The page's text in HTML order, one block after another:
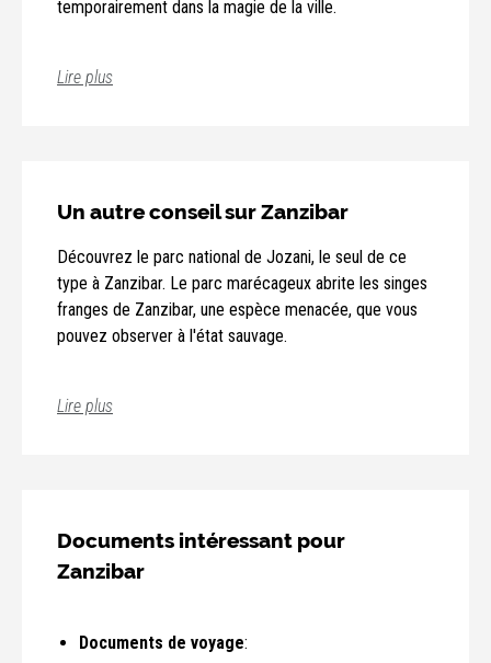
temporairement dans la magie de la ville.
Lire plus
Un autre conseil sur Zanzibar
Découvrez le parc national de Jozani, le seul de ce
type à Zanzibar. Le parc marécageux abrite les singes
franges de Zanzibar, une espèce menacée, que vous
pouvez observer à l'état sauvage.
Lire plus
Documents intéressant pour
Zanzibar
Documents de voyage